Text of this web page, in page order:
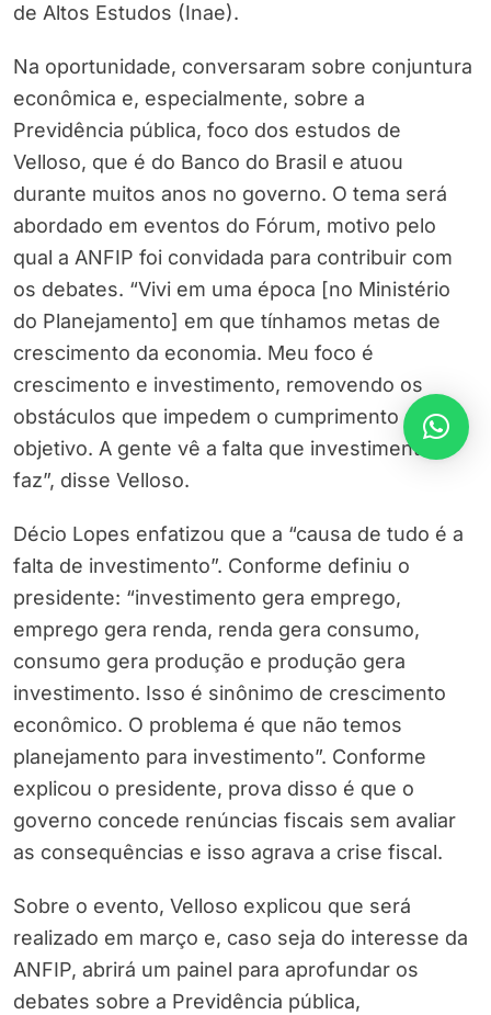
de Altos Estudos (Inae).
Na oportunidade, conversaram sobre conjuntura
econômica e, especialmente, sobre a
Previdência pública, foco dos estudos de
Velloso, que é do Banco do Brasil e atuou
durante muitos anos no governo. O tema será
abordado em eventos do Fórum, motivo pelo
qual a ANFIP foi convidada para contribuir com
os debates. “Vivi em uma época [no Ministério
do Planejamento] em que tínhamos metas de
crescimento da economia. Meu foco é
crescimento e investimento, removendo os
obstáculos que impedem o cumprimento deste
objetivo. A gente vê a falta que investimento
faz”, disse Velloso.
Décio Lopes enfatizou que a “causa de tudo é a
falta de investimento”. Conforme definiu o
presidente: “investimento gera emprego,
emprego gera renda, renda gera consumo,
consumo gera produção e produção gera
investimento. Isso é sinônimo de crescimento
econômico. O problema é que não temos
planejamento para investimento”. Conforme
explicou o presidente, prova disso é que o
governo concede renúncias fiscais sem avaliar
as consequências e isso agrava a crise fiscal.
Sobre o evento, Velloso explicou que será
realizado em março e, caso seja do interesse da
ANFIP, abrirá um painel para aprofundar os
debates sobre a Previdência pública,